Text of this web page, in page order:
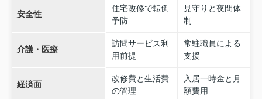
安全性
住宅改修で転倒
予防
見守りと夜間体
制
介護・医療
訪問サービス利
用前提
常駐職員による
支援
経済面
改修費と生活費
の管理
入居一時金と月
額費用